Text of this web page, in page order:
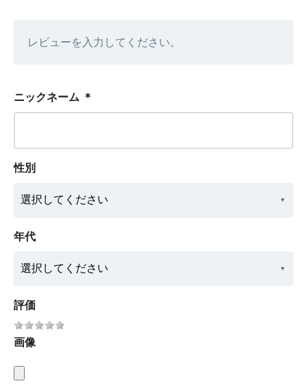
レビューを入力してください。
ニックネーム ＊
性別
年代
評価
画像